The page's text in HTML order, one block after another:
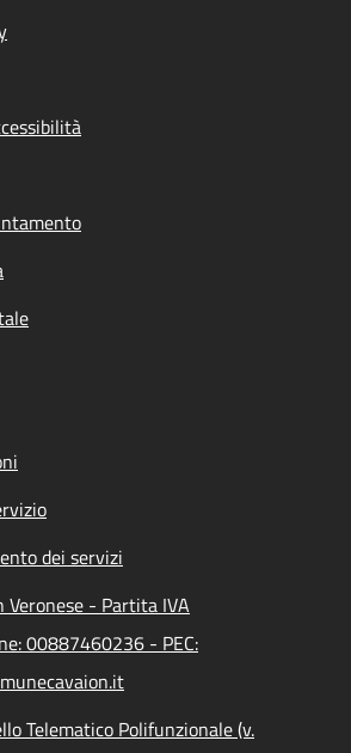
dei servizi
Veronese - Partita IVA
00887460236 - PEC:
Telematico Polifunzionale (v.